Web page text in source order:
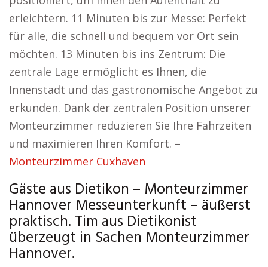
erleichtern. 11 Minuten bis zur Messe: Perfekt
für alle, die schnell und bequem vor Ort sein
möchten. 13 Minuten bis ins Zentrum: Die
zentrale Lage ermöglicht es Ihnen, die
Innenstadt und das gastronomische Angebot zu
erkunden. Dank der zentralen Position unserer
Monteurzimmer reduzieren Sie Ihre Fahrzeiten
und maximieren Ihren Komfort. –
Monteurzimmer Cuxhaven
Gäste aus Dietikon – Monteurzimmer
Hannover Messeunterkunft – äußerst
praktisch. Tim aus Dietikonist
überzeugt in Sachen Monteurzimmer
Hannover.